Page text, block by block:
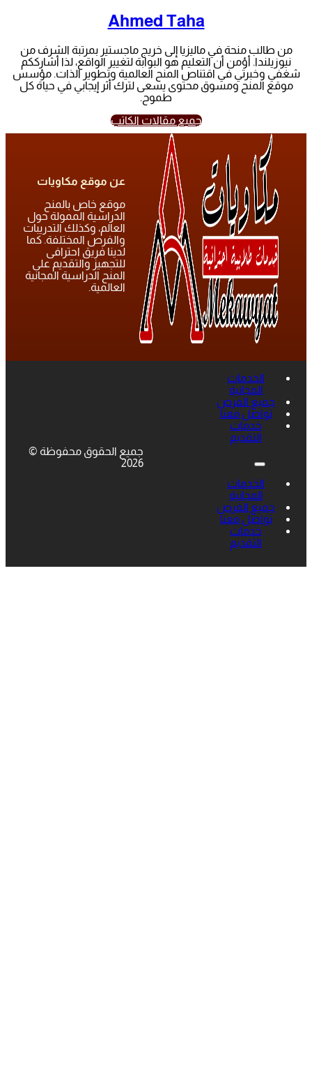
Ahmed Taha
من طالب منحة في ماليزيا إلى خريج ماجستير بمرتبة الشرف من
نيوزيلندا. أؤمن أن التعليم هو البوابة لتغيير الواقع، لذا أشارككم
شغفي وخبرتي في اقتناص المنح العالمية وتطوير الذات. مؤسس
موقع المنح ومسوق محتوى يسعى لترك أثر إيجابي في حياة كل
طموح.
جميع مقالات الكاتب
عن موقع مكاويات
موقع خاص بالمنح
الدراسية الممولة حول
العالم، وكذلك التدريبات
والفرص المختلفة. كما
لدينا فريق احترافى
للتجهيز والتقديم على
المنح الدراسية المجانية
العالمية.
الخدمات
المجانية
جميع الفرص
تواصل معنا
خدمات
التقديم
الخدمات
المجانية
جميع الفرص
تواصل معنا
خدمات
التقديم
جميع الحقوق محفوظة ©
2026